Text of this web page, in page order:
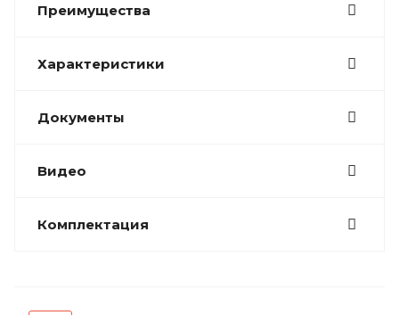
Преимущества
Характеристики
Документы
Видео
Комплектация